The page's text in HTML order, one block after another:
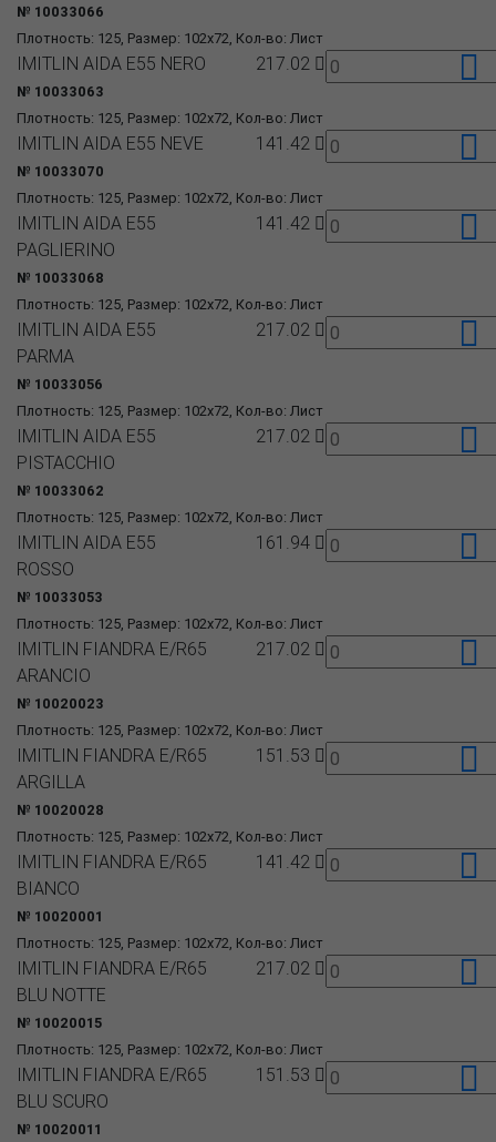
Плотность: 125, Размер: 102x72, Кол-во: Лист
№ 10033066
Плотность: 125, Размер: 102x72, Кол-во: Лист
IMITLIN AIDA E55 NERO
№ 10033063
217.02
Плотность: 125, Размер: 102x72, Кол-во: Лист
IMITLIN AIDA E55 NEVE
№ 10033070
141.42
Плотность: 125, Размер: 102x72, Кол-во: Лист
IMITLIN AIDA E55
PAGLIERINO
№ 10033068
141.42
Плотность: 125, Размер: 102x72, Кол-во: Лист
IMITLIN AIDA E55
PARMA
№ 10033056
217.02
Плотность: 125, Размер: 102x72, Кол-во: Лист
IMITLIN AIDA E55
PISTACCHIO
№ 10033062
217.02
Плотность: 125, Размер: 102x72, Кол-во: Лист
IMITLIN AIDA E55
ROSSO
№ 10033053
161.94
Плотность: 125, Размер: 102x72, Кол-во: Лист
IMITLIN FIANDRA E/R65
ARANCIO
№ 10020023
217.02
Плотность: 125, Размер: 102x72, Кол-во: Лист
IMITLIN FIANDRA E/R65
ARGILLA
№ 10020028
151.53
Плотность: 125, Размер: 102x72, Кол-во: Лист
IMITLIN FIANDRA E/R65
BIANCO
№ 10020001
141.42
Плотность: 125, Размер: 102x72, Кол-во: Лист
IMITLIN FIANDRA E/R65
BLU NOTTE
№ 10020015
217.02
IMITLIN FIANDRA E/R65
BLU SCURO
№ 10020011
151.53